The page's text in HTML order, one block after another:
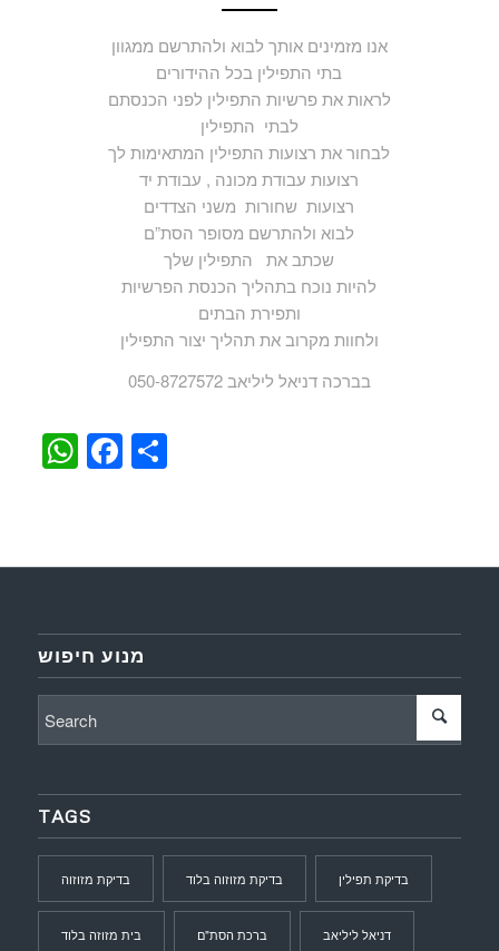
אנו מזמינים אותך לבוא ולהתרשם ממגוון
בתי התפילין בכל ההידורים
לראות את פרשיות התפילין לפני הכנסתם
לבתי התפילין
לבחור את רצועות התפילין המתאימות לך
רצועות עבודת מכונה , עבודת יד
רצועות שחורות משני הצדדים
לבוא ולהתרשם מסופר הסת”ם
שכתב את התפילין שלך
להיות נוכח בתהליך הכנסת הפרשיות
ותפירת הבתים
ולחוות מקרוב את תהליך יצור התפילין
בברכה דניאל ליליאב 050-8727572
WhatsApp
Facebook
Share
מנוע חיפוש
TAGS
בדיקת מזוזוה בדיקת מזוזוה בלוד בדיקת תפילין
בית מזוזה בלוד ברכת הסת"ם דניאל ליליאב